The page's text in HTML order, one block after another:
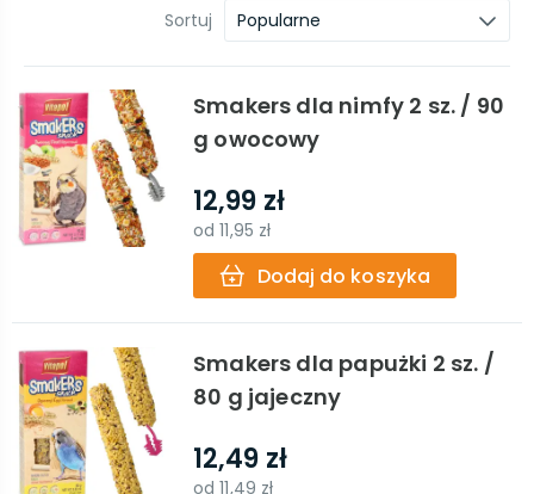
Sortuj Popularne
Smakers dla nimfy 2 sz. / 90
g owocowy
12,99 zł
od11,95 zł
Dodaj do koszyka
Smakers dla papużki 2 sz. /
80 g jajeczny
12,49 zł
od11,49 zł